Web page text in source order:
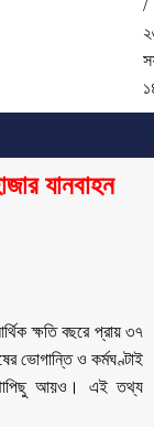
/
যানবাহন
ক্ষতি বছরে প্রায় ৩৭
ভোগান্তি ও কর্মঘণ্টাই
আয়ও। এই তথ্য